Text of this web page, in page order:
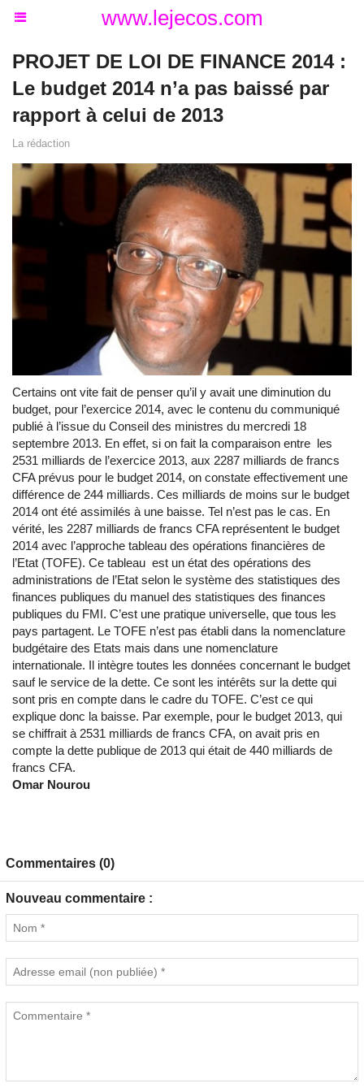
www.lejecos.com
PROJET DE LOI DE FINANCE 2014 :
Le budget 2014 n’a pas baissé par
rapport à celui de 2013
La rédaction
Certains ont vite fait de penser qu’il y avait une diminution du
budget, pour l’exercice 2014, avec le contenu du communiqué
publié à l’issue du Conseil des ministres du mercredi 18
septembre 2013. En effet, si on fait la comparaison entre les
2531 milliards de l’exercice 2013, aux 2287 milliards de francs
CFA prévus pour le budget 2014, on constate effectivement une
différence de 244 milliards. Ces milliards de moins sur le budget
2014 ont été assimilés à une baisse. Tel n’est pas le cas. En
vérité, les 2287 milliards de francs CFA représentent le budget
2014 avec l’approche tableau des opérations financières de
l’Etat (TOFE). Ce tableau est un état des opérations des
administrations de l’Etat selon le système des statistiques des
finances publiques du manuel des statistiques des finances
publiques du FMI. C’est une pratique universelle, que tous les
pays partagent. Le TOFE n’est pas établi dans la nomenclature
budgétaire des Etats mais dans une nomenclature
internationale. Il intègre toutes les données concernant le budget
sauf le service de la dette. Ce sont les intérêts sur la dette qui
sont pris en compte dans le cadre du TOFE. C’est ce qui
explique donc la baisse. Par exemple, pour le budget 2013, qui
se chiffrait à 2531 milliards de francs CFA, on avait pris en
compte la dette publique de 2013 qui était de 440 milliards de
francs CFA.
Omar Nourou
Commentaires (0)
Nouveau commentaire :